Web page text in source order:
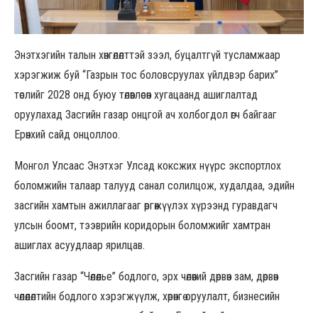
Энэтхэгийн талын хөнгөлөлттэй зээл, буцалтгүй тусламжаар
хэрэгжиж буй “Газрын тос боловсруулах үйлдвэр барих”
төслийг 2028 онд буюу төлөвлөсөн хугацаанд ашиглалтад
оруулахад Засгийн газар онцгой ач холбогдол өгч байгааг
Ерөнхий сайд онцоллоо.
Монгол Улсаас Энэтхэг Улсад коксжих нүүрс экспортлох
боломжийн талаар талууд санал солилцож, худалдаа, эдийн
засгийн хамтын ажиллагааг өргөжүүлэх хүрээнд гуравдагч
улсын боомт, тээврийн коридорын боломжийг хамтран
ашиглах асуудлаар ярилцав.
Засгийн газар “Чөлөөлье” бодлого, эрх чөлөөний дөрвөн зам, дөрвөн
чөлөөлөлтийн бодлого хэрэгжүүлж, хөрөнгө оруулалт, бизнесийн